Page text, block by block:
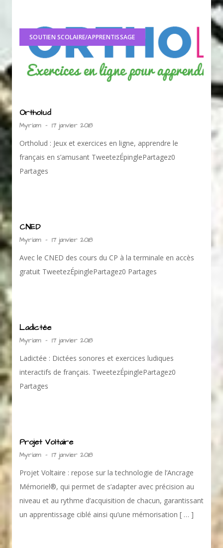
SOUTIEN SCOLAIRE/APPRENTISSAGE
Ortholud
Myriam - 17 janvier 2018
Ortholud : Jeux et exercices en ligne, apprendre le
français en s’amusant TweetezÉpinglePartagez0
Partages
CNED
Myriam - 17 janvier 2018
Avec le CNED des cours du CP à la terminale en accès
gratuit TweetezÉpinglePartagez0 Partages
Ladictée
Myriam - 17 janvier 2018
Ladictée : Dictées sonores et exercices ludiques
interactifs de français. TweetezÉpinglePartagez0
Partages
Projet Voltaire
Myriam - 17 janvier 2018
Projet Voltaire : repose sur la technologie de l’Ancrage
Mémoriel®, qui permet de s’adapter avec précision au
niveau et au rythme d’acquisition de chacun, garantissant
un apprentissage ciblé ainsi qu’une mémorisation [ … ]